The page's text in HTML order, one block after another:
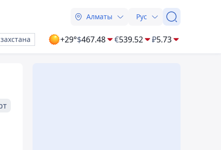
Алматы Рус
+29°$467.48 €539.52 ₽5.73